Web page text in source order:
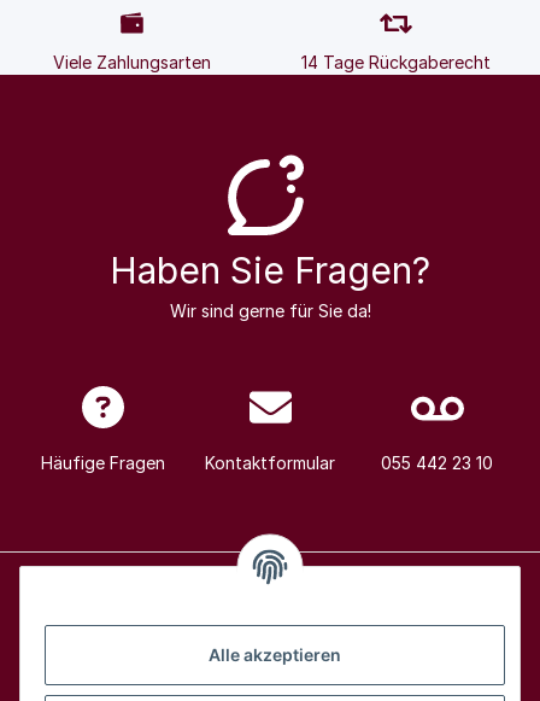
Alle akzeptieren
Viele Zahlungsarten 14 Tage Rückgaberecht
Haben Sie Fragen?
Wir sind gerne für Sie da!
Häufige Fragen Kontaktformular 055 442 23 10